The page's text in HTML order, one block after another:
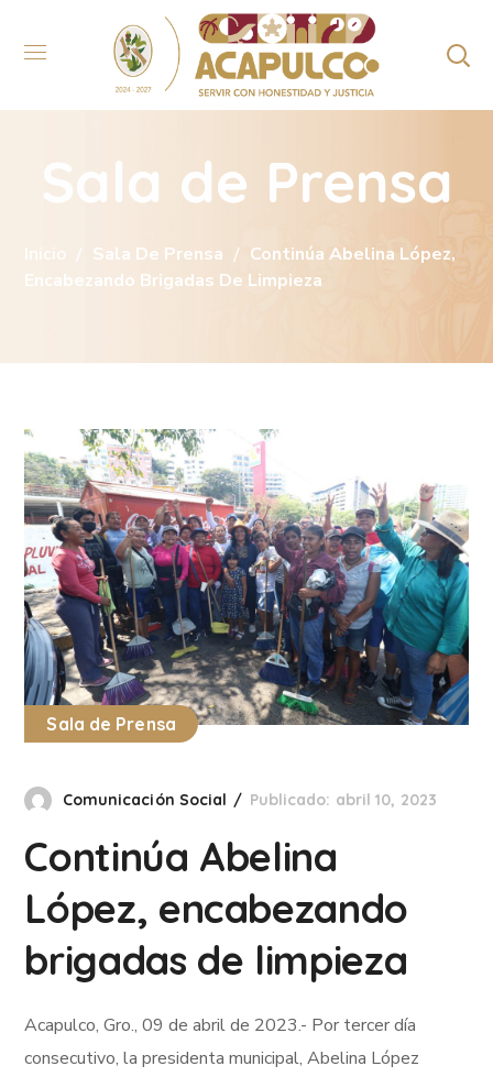
Sala de Prensa
Inicio Sala De Prensa
Continúa Abelina López,
Encabezando Brigadas De Limpieza
Sala de Prensa
Comunicación Social Publicado: abril 10, 2023
Continúa Abelina
López, encabezando
brigadas de limpieza
Acapulco, Gro., 09 de abril de 2023.- Por tercer día
consecutivo, la presidenta municipal, Abelina López